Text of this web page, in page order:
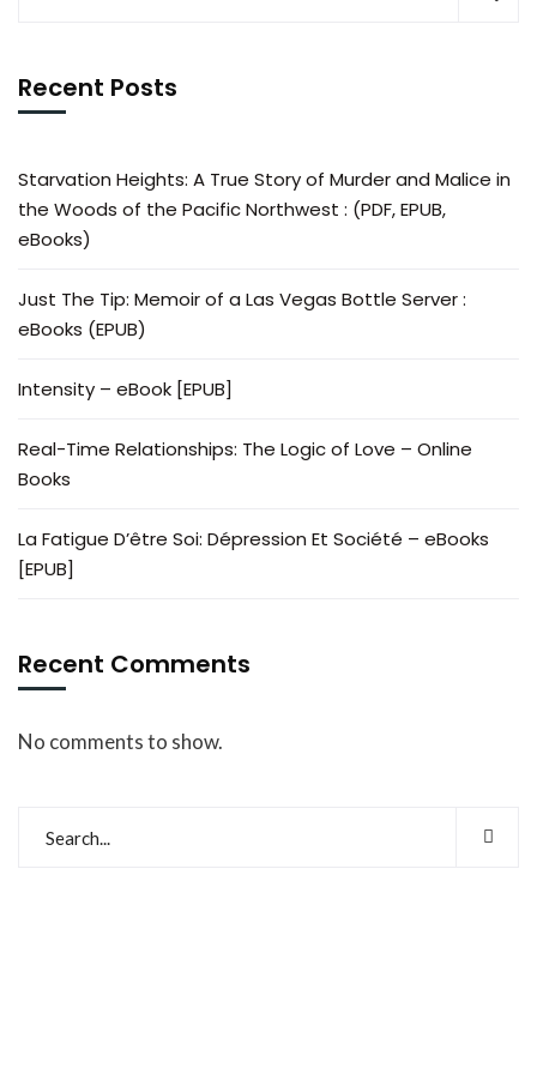
Recent Posts
Starvation Heights: A True Story of Murder and Malice in
the Woods of the Pacific Northwest : (PDF, EPUB,
eBooks)
Just The Tip: Memoir of a Las Vegas Bottle Server :
eBooks (EPUB)
Intensity – eBook [EPUB]
Real-Time Relationships: The Logic of Love – Online
Books
La Fatigue D’être Soi: Dépression Et Société – eBooks
[EPUB]
Recent Comments
No comments to show.